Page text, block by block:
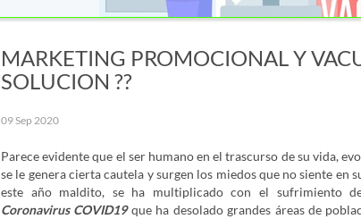
MARKETING PROMOCIONAL Y
SOLUCION ??
09 Sep 2020
Parece evidente que el ser humano en el trascurso de su vida,
se le genera cierta cautela y surgen los miedos que no siente en
este año maldito, se ha multiplicado con el sufrimiento
Coronavirus COVID19 que ha desolado grandes áreas de